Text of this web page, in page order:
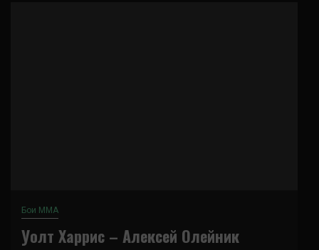
Бои ММА
Уолт Харрис – Алексей Олейник